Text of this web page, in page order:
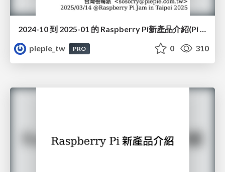
2024-10 到 2025-01 的 Raspberry Pi新產品介紹(Pi 5/16GB, Touch Display 2, Pi 500, Raspberry Pi Monitor, Pico 2W, USB 3 Hub, Raspberry Pi Carbon Removal Credit)(#JAM2025)
piepie_tw
PRO 0 310